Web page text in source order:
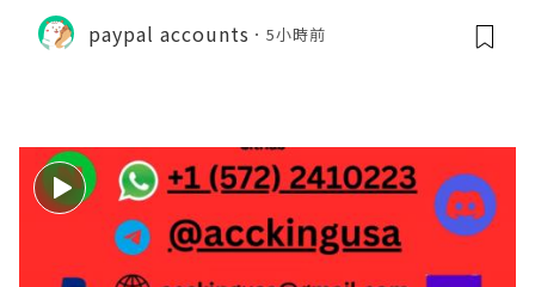
paypal accounts 5小時前